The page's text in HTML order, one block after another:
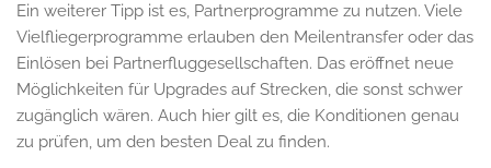
Ein weiterer Tipp ist es, Partnerprogramme zu nutzen. Viele
Vielfliegerprogramme erlauben den Meilentransfer oder das
Einlösen bei Partnerfluggesellschaften. Das eröffnet neue
Möglichkeiten für Upgrades auf Strecken, die sonst schwer
zugänglich wären. Auch hier gilt es, die Konditionen genau
zu prüfen, um den besten Deal zu finden.